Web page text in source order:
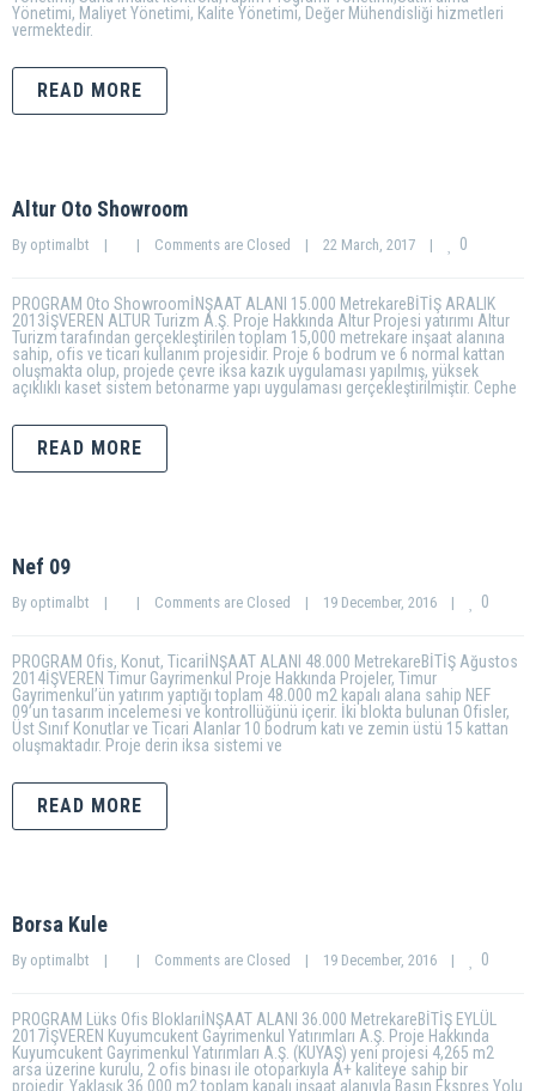
Yönetimi, Maliyet Yönetimi, Kalite Yönetimi, Değer Mühendisliği hizmetleri
vermektedir.
READ MORE
Altur Oto Showroom
By optimalbt | | Comments are Closed | 22 March, 2017 | 0
PROGRAM Oto ShowroomİNŞAAT ALANI 15.000 MetrekareBİTİŞ ARALIK
2013İŞVEREN ALTUR Turizm A.Ş. Proje Hakkında Altur Projesi yatırımı Altur
Turizm tarafından gerçekleştirilen toplam 15,000 metrekare inşaat alanına
sahip, ofis ve ticari kullanım projesidir. Proje 6 bodrum ve 6 normal kattan
oluşmakta olup, projede çevre iksa kazık uygulaması yapılmış, yüksek
açıklıklı kaset sistem betonarme yapı uygulaması gerçekleştirilmiştir. Cephe
READ MORE
Nef 09
By optimalbt | | Comments are Closed | 19 December, 2016 | 0
PROGRAM Ofis, Konut, TicariİNŞAAT ALANI 48.000 MetrekareBİTİŞ Ağustos
2014İŞVEREN Timur Gayrimenkul Proje Hakkında Projeler, Timur
Gayrimenkul’ün yatırım yaptığı toplam 48.000 m2 kapalı alana sahip NEF
09’un tasarım incelemesi ve kontrollüğünü içerir. İki blokta bulunan Ofisler,
Üst Sınıf Konutlar ve Ticari Alanlar 10 bodrum katı ve zemin üstü 15 kattan
oluşmaktadır. Proje derin iksa sistemi ve
READ MORE
Borsa Kule
By optimalbt | | Comments are Closed | 19 December, 2016 | 0
PROGRAM Lüks Ofis BloklarıİNŞAAT ALANI 36.000 MetrekareBİTİŞ EYLÜL
2017İŞVEREN Kuyumcukent Gayrimenkul Yatırımları A.Ş. Proje Hakkında
Kuyumcukent Gayrimenkul Yatırımları A.Ş. (KUYAŞ) yeni projesi 4,265 m2
arsa üzerine kurulu, 2 ofis binası ile otoparkıyla A+ kaliteye sahip bir
projedir. Yaklaşık 36.000 m2 toplam kapalı inşaat alanıyla Basın Ekspres Yolu